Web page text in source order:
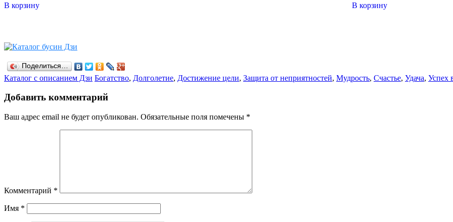
В корзину В корзину
Поделиться…
Рубрики
Каталог с описанием Дзи Теги
Богатство, Долголетие, Достижение цели, Защита от неприятностей, Мудрость, Счастье, Удача, Успех
Добавить комментарий
Ваш адрес email не будет опубликован. Обязательные поля помечены *
Комментарий *
Имя *